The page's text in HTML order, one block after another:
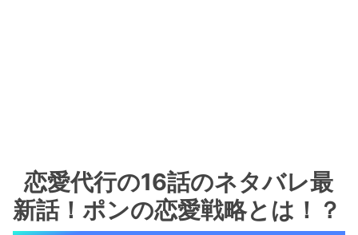
恋愛代行の16話のネタバレ最
新話！ポンの恋愛戦略とは！？